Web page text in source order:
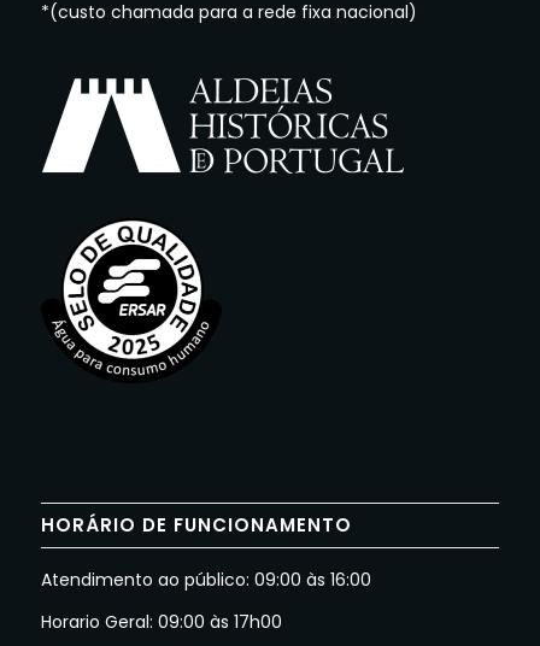
*(custo chamada para a rede fixa nacional)
HORÁRIO DE FUNCIONAMENTO
Atendimento ao público: 09:00 às 16:00
Horario Geral: 09:00 às 17h00